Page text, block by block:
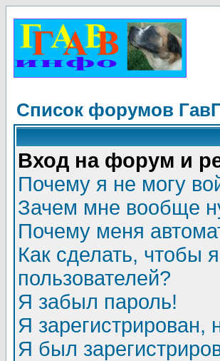
Список форумов
Вход на форум и
Почему я не могу
Зачем мне вообще
Почему меня
Как сделать, чтобы
пользователей?
Я забыл пароль!
Я зарегистрирован,
Я был